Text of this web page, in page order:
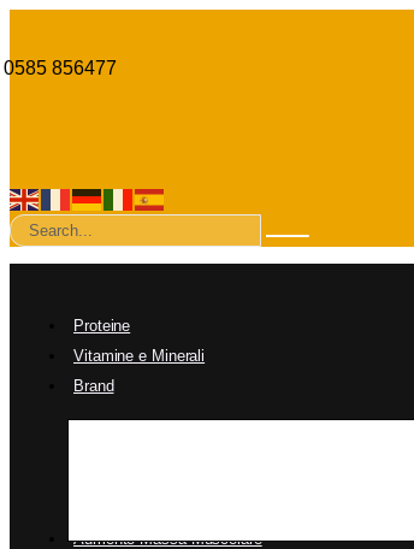
0585 856477
Proteine
Vitamine e Minerali
Brand
Aumento Massa Muscolare